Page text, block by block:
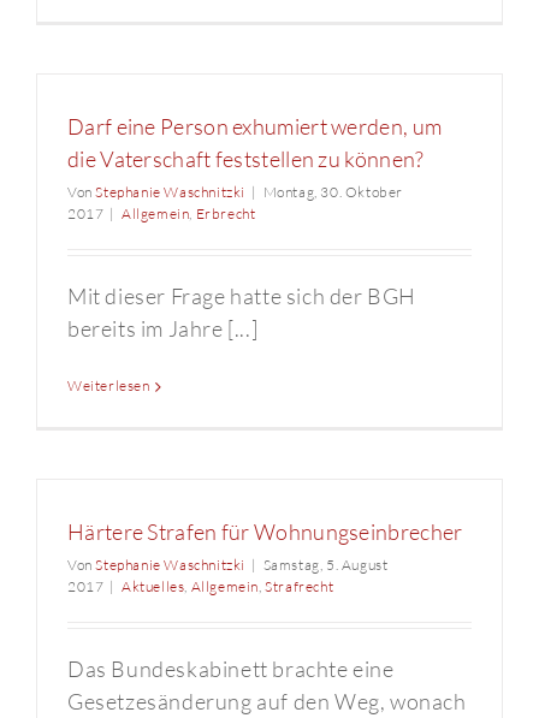
Darf eine Person exhumiert werden, um
die Vaterschaft feststellen zu können?
VonStephanie Waschnitzki | Montag, 30. Oktober
2017 | Allgemein, Erbrecht
Mit dieser Frage hatte sich der BGH
bereits im Jahre [...]
Weiterlesen
Härtere Strafen für Wohnungseinbrecher
VonStephanie Waschnitzki | Samstag, 5. August
2017 | Aktuelles, Allgemein,Strafrecht
Das Bundeskabinett brachte eine
Gesetzesänderung auf den Weg, wonach